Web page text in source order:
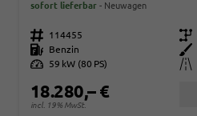
sofort lieferbar Neuwagen
Fahrzeugnr. 114455 Getriebe
Kraftstoff
Benzin Außenfarbe
Leistung
59 kW (80 PS) Kilometerstand
18.280,– €
incl. 19% MwSt.